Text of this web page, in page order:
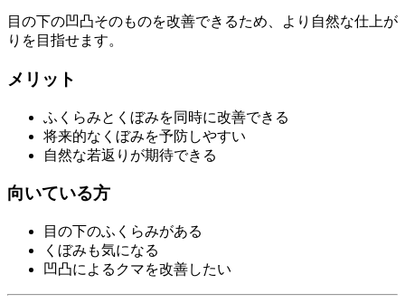
目の下の凹凸そのものを改善できるため、より自然な仕上が
りを目指せます。
メリット
ふくらみとくぼみを同時に改善できる
将来的なくぼみを予防しやすい
自然な若返りが期待できる
向いている方
目の下のふくらみがある
くぼみも気になる
凹凸によるクマを改善したい